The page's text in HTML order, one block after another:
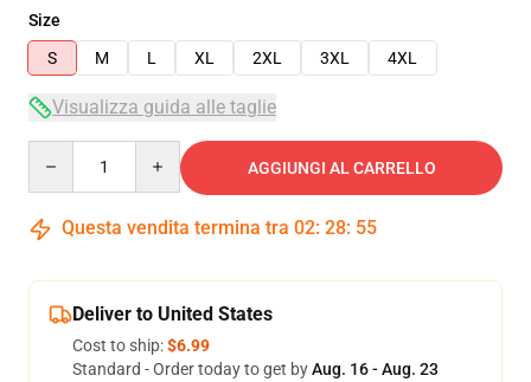
Size
S
M L XL 2XL 3XL 4XL
Visualizza guida alle taglie
AGGIUNGI AL CARRELLO
Questa vendita termina tra 02: 28: 54
Deliver to United States
Cost to ship:$6.99
Standard - Order today to get byAug. 16 - Aug. 23